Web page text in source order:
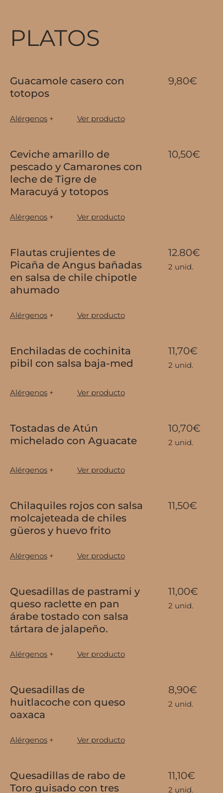
PLATOS
Guacamole casero con
totopos
9,80€
Alérgenos + Ver producto
Ceviche amarillo de
pescado y Camarones con
leche de Tigre de
Maracuyá y totopos
10,50€
Alérgenos + Ver producto
Flautas crujientes de
Picaña de Angus bañadas
en salsa de chile chipotle
ahumado
12.80€
2 unid.
Alérgenos + Ver producto
Enchiladas de cochinita
pibil con salsa baja-med
11,70€
2 unid.
Alérgenos + Ver producto
Tostadas de Atún
michelado con Aguacate
10,70€
2 unid.
Alérgenos + Ver producto
Chilaquiles rojos con salsa
molcajeteada de chiles
güeros y huevo frito
11,50€
Alérgenos + Ver producto
Quesadillas de pastrami y
queso raclette en pan
árabe tostado con salsa
tártara de jalapeño.
11,00€
2 unid.
Alérgenos + Ver producto
Quesadillas de
huitlacoche con queso
oaxaca
8,90€
2 unid.
Alérgenos + Ver producto
Quesadillas de rabo de
Toro guisado con tres
11,10€
2 unid.